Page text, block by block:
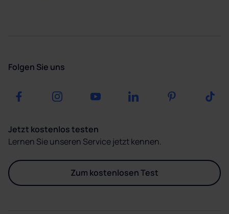
Folgen Sie uns
Jetzt kostenlos testen
Lernen Sie unseren Service jetzt kennen.
Zum kostenlosen Test